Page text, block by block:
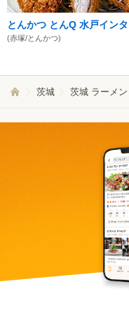
とんかつ とんQ 水戸イン
(赤塚/とんかつ)
茨城 茨城 ラーメン